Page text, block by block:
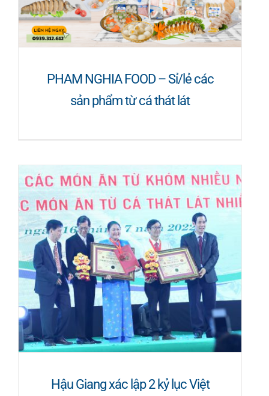
PHAM NGHIA FOOD – Sỉ/lẻ các
sản phẩm từ cá thát lát
Hậu Giang xác lập 2 kỷ lục Việt
Nam món ăn từ cá Thát Lát và
Khóm
Hậu Giang xác lập 2 kỷ lục Việt